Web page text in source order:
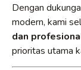
Dengan
modern, kami
dan
prioritas utama